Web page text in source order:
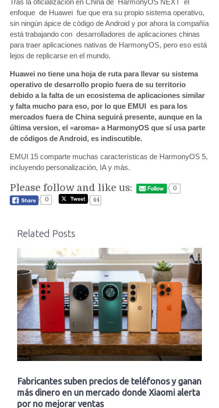
Tras la oficialización en China de HarmonyOS NEXT el
enfoque de Huawei fue que era su propio sistema operativo,
sin ningún ápice de código de Android y por ahora la compañía
está trabajando con desarrolladores de aplicaciones chinas
para traer aplicaciones nativas de HarmonyOS, pero eso está
lejos de replicarse en el mundo.
Huawei no tiene una hoja de ruta para llevar su sistema
operativo de desarrollo propio fuera de su territorio
debido a la falta de un ecosistema de aplicaciones similar
y falta mucho para eso, por lo que EMUI es para los
mercados fuera de China seguirá presente, aunque en la
última version, el «aroma» a HarmonyOS que sí usa parte
de códigos de Android, es indiscutible.
EMUI 15 comparte muchas características de HarmonyOS 5,
incluyendo personalización, IA y más.
Please follow and like us:
0
0
44
Related Posts
Fabricantes suben precios de teléfonos y ganan
más dinero en un mercado donde Xiaomi alerta
por no mejorar ventas